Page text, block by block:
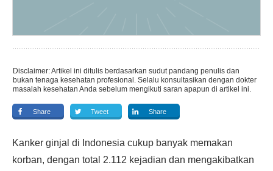
Disclaimer: Artikel ini ditulis berdasarkan sudut pandang penulis dan
bukan tenaga kesehatan profesional. Selalu konsultasikan dengan dokter
masalah kesehatan Anda sebelum mengikuti saran apapun di artikel ini.
Share Tweet Share
Kanker ginjal di Indonesia cukup banyak memakan
korban, dengan total 2.112 kejadian dan mengakibatkan